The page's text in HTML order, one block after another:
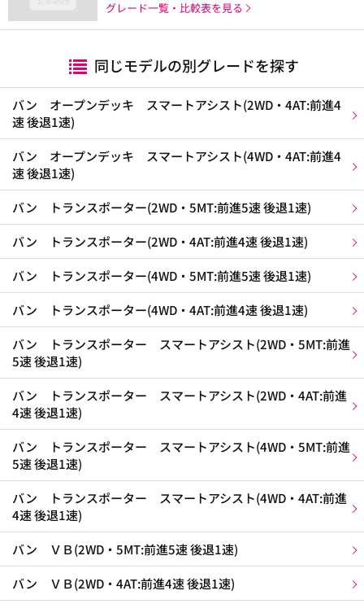
グレード一覧・比較表を見る
同じモデルの別グレードを探す
バン オープンデッキ スマートアシスト(2WD・4AT:前進4
速 後退1速)
バン オープンデッキ スマートアシスト(4WD・4AT:前進4
速 後退1速)
バン トランスポーター(2WD・5MT:前進5速 後退1速)
バン トランスポーター(2WD・4AT:前進4速 後退1速)
バン トランスポーター(4WD・5MT:前進5速 後退1速)
バン トランスポーター(4WD・4AT:前進4速 後退1速)
バン トランスポーター スマートアシスト(2WD・5MT:前進
5速 後退1速)
バン トランスポーター スマートアシスト(2WD・4AT:前進
4速 後退1速)
バン トランスポーター スマートアシスト(4WD・5MT:前進
5速 後退1速)
バン トランスポーター スマートアシスト(4WD・4AT:前進
4速 後退1速)
バン ＶＢ(2WD・5MT:前進5速 後退1速)
バン ＶＢ(2WD・4AT:前進4速 後退1速)